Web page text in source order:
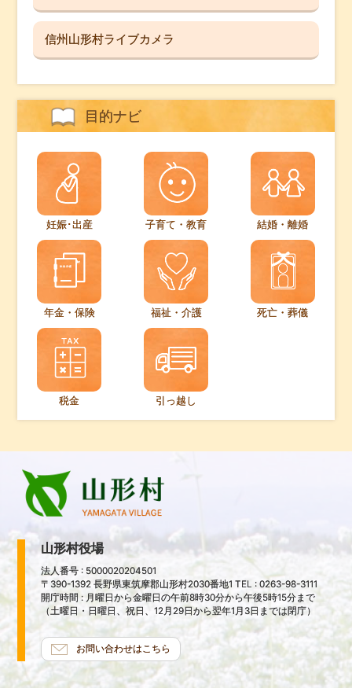
信州山形村ライブカメラ
目的ナビ
妊娠･出産 子育て・教育 結婚・離婚
年金・保険 福祉・介護 死亡・葬儀
税金 引っ越し
山形村役場
法人番号 : 5000020204501
〒390-1392 長野県東筑摩郡山形村2030番地1 TEL : 0263-98-3111
開庁時間 : 月曜日から金曜日の午前8時30分から午後5時15分まで
（土曜日・日曜日、祝日、12月29日から翌年1月3日までは閉庁）
お問い合わせはこちら